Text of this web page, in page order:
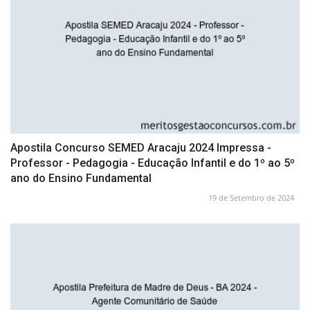
Apostila Concurso SEMED Aracaju 2024 Impressa -
Professor - Pedagogia - Educação Infantil e do 1º ao 5º
ano do Ensino Fundamental
19 de Setembro de 2024